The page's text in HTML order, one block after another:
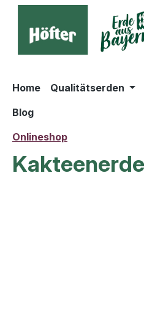
Zur
Home Qualitätserden
Blog
Onlineshop